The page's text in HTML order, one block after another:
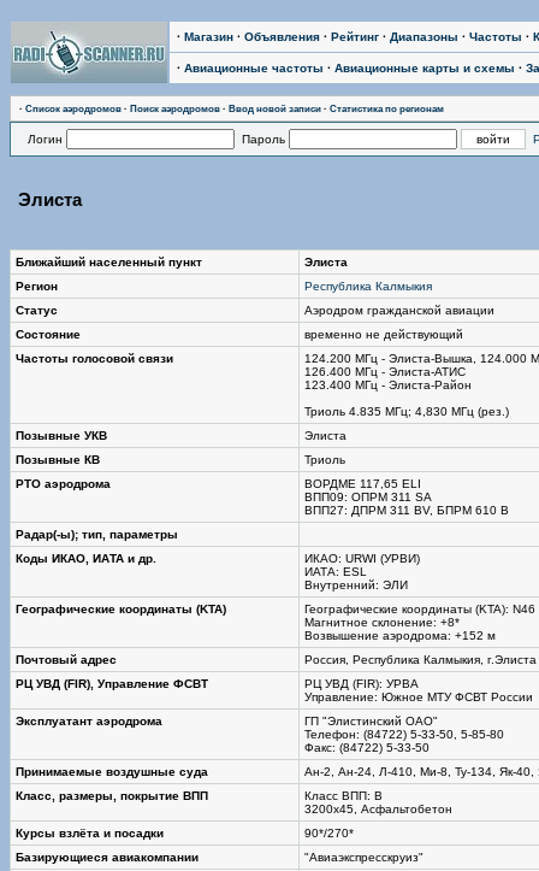
· Магазин · Объявления · Рейтинг · Диапазоны · Частоты ·
· Авиационные частоты · Авиационные карты и схемы ·
· Список аэродромов · Поиск аэродромов · Ввод новой записи · Статистика по регионам
Логин Пароль
Элиста
Ближайший населенный пункт
Элиста
Регион
Республика Калмыкия
Статус
Аэродром гражданской авиации
Состояние
временно не действующий
Частоты голосовой связи
124.200 МГц - Элиста-Вышка, 124.000
126.400 МГц - Элиста-АТИС
123.400 МГц - Элиста-Район
Триоль 4.835 МГц; 4,830 МГц (рез.)
Позывные УКВ
Элиста
Позывные КВ
Триоль
РТО аэродрома
ВОРДМЕ 117,65 ELI
ВПП09: ОПРМ 311 SA
ВПП27: ДПРМ 311 BV, БПРМ 610 B
Радар(-ы); тип, параметры
Коды ИКАО, ИАТА и др.
ИКАО: URWI (УРВИ)
ИАТА: ESL
Внутренний: ЭЛИ
Географические координаты (KTA)
Географические координаты (KTA):
Магнитное склонение: +8*
Возвышение аэродрома: +152 м
Почтовый адрес
Россия, Республика Калмыкия, г.Элиста
РЦ УВД (FIR), Управление ФСВТ
РЦ УВД (FIR): УРВА
Управление: Южное МТУ ФСВТ России
Эксплуатант аэродрома
ГП "Элистинский ОАО"
Телефон: (84722) 5-33-50, 5-85-80
Факс: (84722) 5-33-50
Принимаемые воздушные суда
Ан-2, Ан-24, Л-410, Ми-8, Ту-134, Як-40,
Класс, размеры, покрытие ВПП
Класс ВПП: В
3200х45, Асфальтобетон
Курсы взлёта и посадки
90*/270*
Базирующиеся авиакомпании
"Авиаэкспресскруиз"